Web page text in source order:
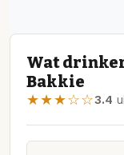
Wat
Bakkie
★★★☆☆3.4